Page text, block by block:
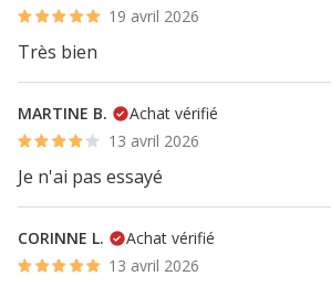
19 avril 2026
Très bien
MARTINE B.
Achat vérifié
13 avril 2026
Je n'ai pas essayé
CORINNE L.
Achat vérifié
13 avril 2026